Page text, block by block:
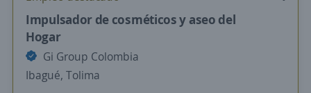
Impulsador de cosméticos y aseo del
Hogar
Gi Group Colombia
Ibagué, Tolima